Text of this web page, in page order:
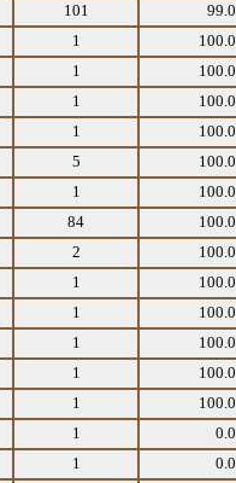
101
1
1
1
1
5
1
84
2
1
1
1
1
1
1
1